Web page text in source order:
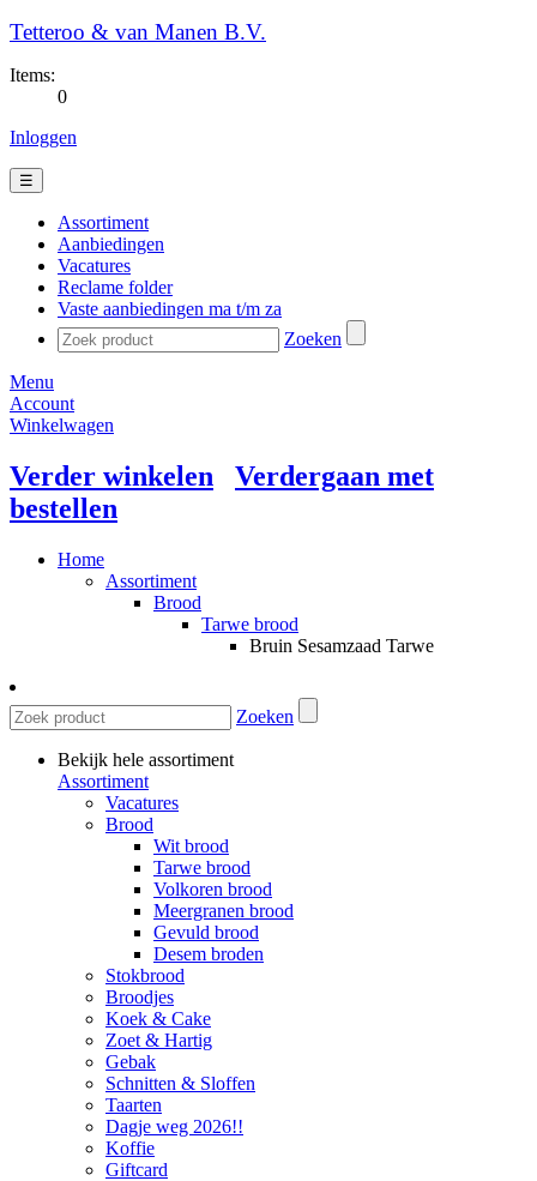
Tetteroo & van Manen B.V.
Items:
0
Inloggen
☰
Assortiment
Aanbiedingen
Vacatures
Reclame folder
Vaste aanbiedingen ma t/m za
Zoeken
Menu
Account
Winkelwagen
Verder winkelen
Verdergaan met
bestellen
Home
Assortiment
Brood
Tarwe brood
Bruin Sesamzaad Tarwe
Zoeken
Bekijk hele assortiment
Assortiment
Vacatures
Brood
Wit brood
Tarwe brood
Volkoren brood
Meergranen brood
Gevuld brood
Desem broden
Stokbrood
Broodjes
Koek & Cake
Zoet & Hartig
Gebak
Schnitten & Sloffen
Taarten
Dagje weg 2026!!
Koffie
Giftcard